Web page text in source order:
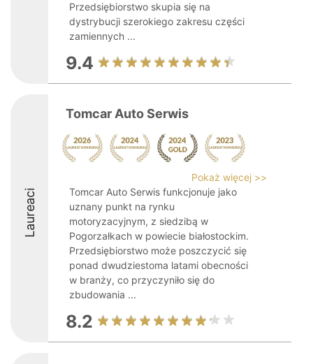
Przedsiębiorstwo skupia się na
dystrybucji szerokiego zakresu części
zamiennych ...
9.4
Laureaci
Tomcar Auto Serwis
Pokaż więcej >>
Tomcar Auto Serwis funkcjonuje jako
uznany punkt na rynku
motoryzacyjnym, z siedzibą w
Pogorzałkach w powiecie białostockim.
Przedsiębiorstwo może poszczycić się
ponad dwudziestoma latami obecności
w branży, co przyczyniło się do
zbudowania ...
8.2